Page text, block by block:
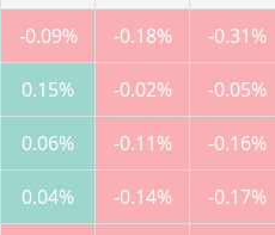
-0.09% -0.18% -0.31%
0.15% -0.02% -0.05%
0.06% -0.11% -0.16%
0.04% -0.14% -0.17%